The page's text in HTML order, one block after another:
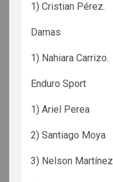
1) Cristian Pérez.
Damas
1) Nahiara Carrizo.
Enduro Sport
1) Ariel Perea
2) Santiago Moya
3) Nelson Martínez